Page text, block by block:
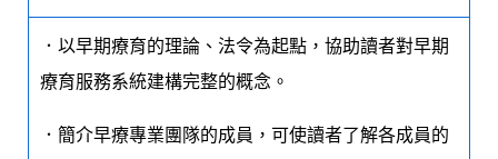
．以早期療育的理論、法令為起點，協助讀者對早期
療育服務系統建構完整的概念。
．簡介早療專業團隊的成員，可使讀者了解各成員的